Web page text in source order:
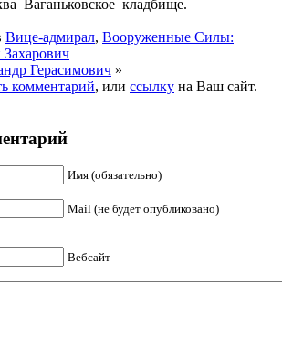
Ваганьковское кладбище.
Вице-адмирал, Вооруженные Силы:
Герасимович »
комментарий, или ссылку на Ваш сайт.
Имя (обязательно)
Mail (не будет опубликовано)
Вебсайт